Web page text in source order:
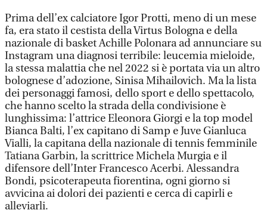
Prima dell’ex calciatore Igor Protti, meno di un mese
fa, era stato il cestista della Virtus Bologna e della
nazionale di basket Achille Polonara ad annunciare su
Instagram una diagnosi terribile: leucemia mieloide,
la stessa malattia che nel 2022 si è portata via un altro
bolognese d’adozione, Sinisa Mihailovich. Ma la lista
dei personaggi famosi, dello sport e dello spettacolo,
che hanno scelto la strada della condivisione è
lunghissima: l’attrice Eleonora Giorgi e la top model
Bianca Balti, l’ex capitano di Samp e Juve Gianluca
Vialli, la capitana della nazionale di tennis femminile
Tatiana Garbin, la scrittrice Michela Murgia e il
difensore dell’Inter Francesco Acerbi. Alessandra
Bondi, psicoterapeuta fiorentina, ogni giorno si
avvicina ai dolori dei pazienti e cerca di capirli e
alleviarli.